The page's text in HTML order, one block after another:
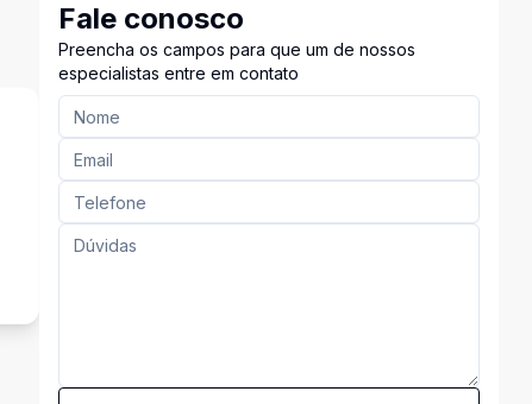
Fale conosco
Preencha os campos para que um de nossos
especialistas entre em contato